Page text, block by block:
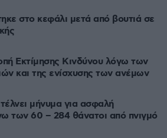
στο κεφάλι μετά από βουτιά σε
Εκτίμησης Κινδύνου λόγω των
και της ενίσχυσης των ανέμων
μήνυμα για ασφαλή
των 60 – 284 θάνατοι από πνιγμό